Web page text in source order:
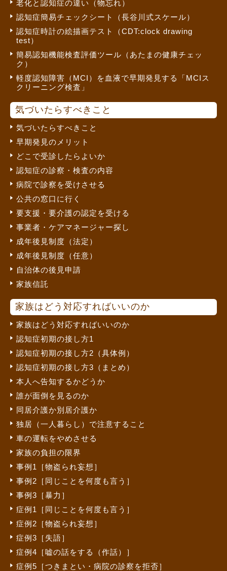
老化と認知症の違い（物忘れ）
認知症簡易チェックシート（長谷川式スケール）
認知症時計の絵描画テスト（CDT:clock drawing
test）
簡易認知機能検査評価ツール（あたまの健康チェッ
ク）
軽度認知障害（MCI）を血液で早期発見する「MCIス
クリーニング検査」
気づいたらすべきこと
気づいたらすべきこと
早期発見のメリット
どこで受診したらよいか
認知症の診察・検査の内容
病院で診察を受けさせる
公共の窓口に行く
要支援・要介護の認定を受ける
事業者・ケアマネージャー探し
成年後見制度（法定）
成年後見制度（任意）
自治体の後見申請
家族信託
家族はどう対応すればいいのか
家族はどう対応すればいいのか
認知症初期の接し方1
認知症初期の接し方2（具体例）
認知症初期の接し方3（まとめ）
本人へ告知するかどうか
誰が面倒を見るのか
同居介護か別居介護か
独居（一人暮らし）で注意すること
車の運転をやめさせる
家族の負担の限界
事例1［物盗られ妄想］
事例2［同じことを何度も言う］
事例3［暴力］
症例1［同じことを何度も言う］
症例2［物盗られ妄想］
症例3［失語］
症例4［嘘の話をする（作話）］
症例5［つきまとい・病院の診察を拒否］